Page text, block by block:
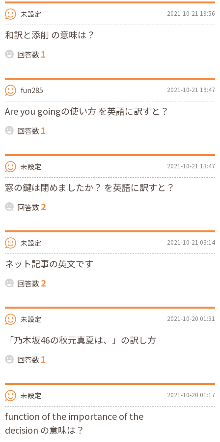
未設定 2021-10-21 19:56
和訳と添削 の意味は？
回答数1
fun285 2021-10-21 19:47
Are you goingの使い方 を英語に訳すと？
回答数1
未設定 2021-10-21 13:47
窓の鍵は閉めましたか？ を英語に訳すと？
回答数2
未設定 2021-10-21 03:14
ネット記事の英文です
回答数2
未設定 2021-10-20 01:31
「乃木坂46の秋元真夏は、」の訳し方
回答数1
未設定 2021-10-20 01:17
function of the importance of the
decision の意味は？